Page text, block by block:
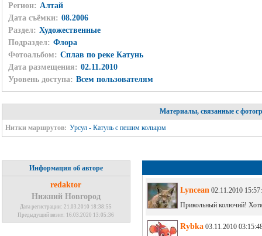
Регион: Алтай
Дата съёмки: 08.2006
Раздел: Художественные
Подраздел: Флора
Фотоальбом: Сплав по реке Катунь
Дата размещения: 02.11.2010
Уровень доступа: Всем пользователям
Материалы, связанные с
Нитки маршрутов: Урсул - Катунь с пешим кольцом
Информация об авторе
redaktor
Нижний Новгород
Дата регистрации: 21.03.2010 18:38:55
Предыдущий визит: 16.03.2020 13:05:36
Lyncean02.11.2010
Прикольный колючий!
Rybka03.11.2010